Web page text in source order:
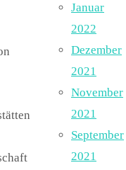
Januar
2022
Dezember
2021
November
2021
September
2021